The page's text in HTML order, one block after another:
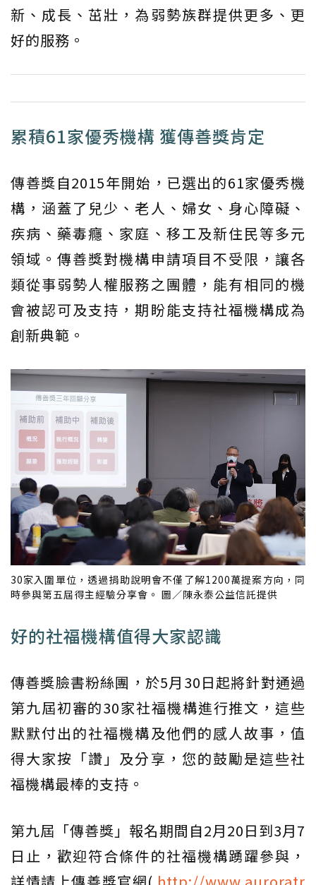
新、成長、茁壯，為弱勢族群提供更多、更
好的服務。
累積61家優秀機構 獲傳善獎肯定
傳善獎自2015年開始，已選出的61家優秀機
構，涵蓋了兒少、老人、婦女、身心障礙、
疾病、藥毒癮、家庭、移工及新住民等多元
領域。傳善獎對機構申請項目不受限，讓各
類從事弱勢人權服務之團體，能有相同的機
會被認可及支持，期盼能支持社福機構成為
創新典範。
30家入圍單位，透過捐助說明會不僅了解1200萬提案方向，同
時參與第五屆得主經驗分享會。 圖／陳永泰公益信託提供
好的社福機構值得大家認識
傳善獎臉書粉絲團，於5月30日起將針對通過
第九屆初審的30家社福機構進行推文，這些
默默付出的社福機構及他們的感人故事，值
得大家按「讚」及分享，您的鼓勵是這些社
福機構最棒的支持。
第九屆「傳善獎」報名期間自2月20日到3月7
日止，歡迎符合條件的社福機構踴躍參與，